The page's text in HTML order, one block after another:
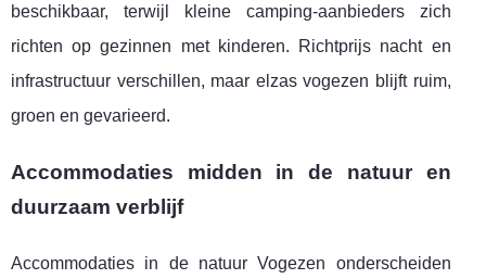
beschikbaar, terwijl kleine camping-aanbieders zich
richten op gezinnen met kinderen. Richtprijs nacht en
infrastructuur verschillen, maar elzas vogezen blijft ruim,
groen en gevarieerd.
Accommodaties midden in de natuur en
duurzaam verblijf
Accommodaties in de natuur Vogezen onderscheiden